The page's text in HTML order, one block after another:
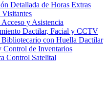
Detallada de Horas Extras
Visitantes
y Asistencia
Dactilar, Facial y CCTV
Bibliotecario con Huella Dactilar
Control de Inventarios
Control Satelital